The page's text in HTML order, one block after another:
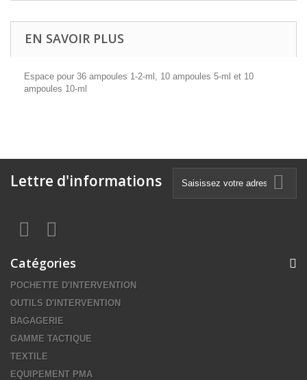
EN SAVOIR PLUS
Espace pour 36 ampoules 1-2-ml, 10 ampoules 5-ml et 10
ampoules 10-ml
Lettre d'informations
Catégories
POCHETTE D'INTERVENTION
OUTILS D'INTERVENTION
BAGAGERIE
GAMME TACTIQUE
TEXTILE
EQUIPEMENT PMA